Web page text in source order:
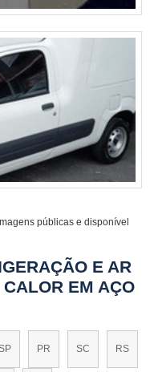
públicas e disponível
E AR
EM AÇO
PR SC RS